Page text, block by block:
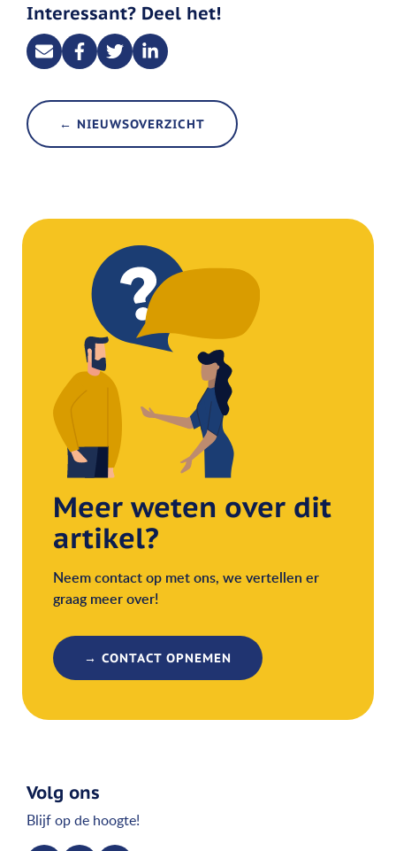
Interessant? Deel het!
← NIEUWSOVERZICHT
Meer weten over dit
artikel?
Neem contact op met ons, we vertellen er
graag meer over!
→ CONTACT OPNEMEN
Volg ons
Blijf op de hoogte!